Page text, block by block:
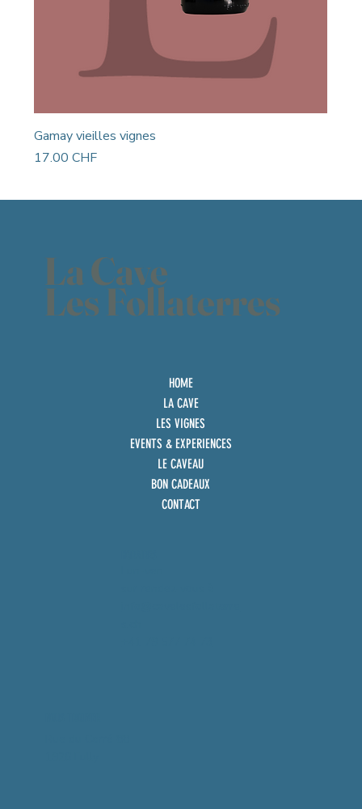
Gamay vieilles vignes
Prix
17.00 CHF
La Cave
Les Follaterres
HOME
LA CAVE
LES VIGNES
EVENTS & EXPERIENCES
LE CAVEAU
BON CADEAUX
CONTACT